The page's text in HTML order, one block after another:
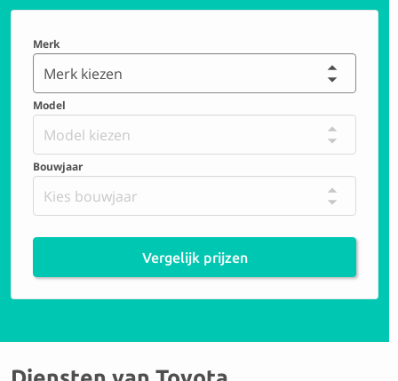
Merk
Merk kiezen
Model
Model kiezen
Bouwjaar
Kies bouwjaar
Vergelijk prijzen